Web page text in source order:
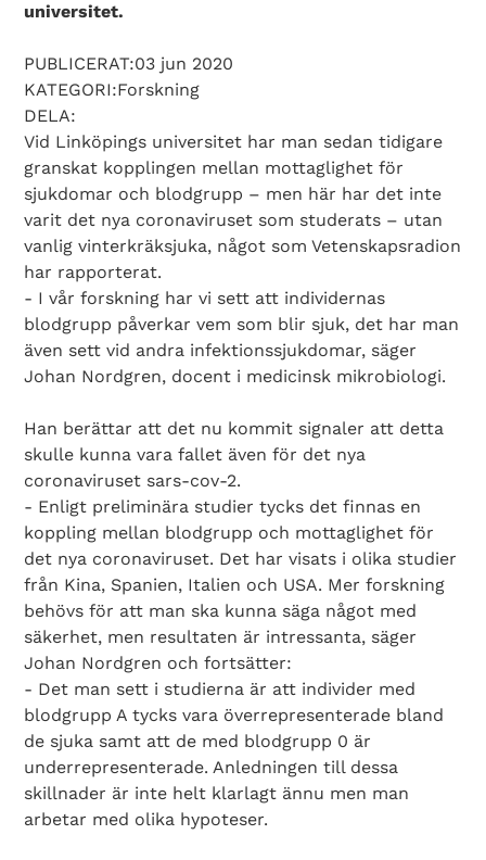
universitet.
PUBLICERAT:03 jun 2020
KATEGORI:Forskning
DELA:
Vid Linköpings universitet har man sedan tidigare
granskat kopplingen mellan mottaglighet för
sjukdomar och blodgrupp – men här har det inte
varit det nya coronaviruset som studerats – utan
vanlig vinterkräksjuka, något som Vetenskapsradion
har rapporterat.
- I vår forskning har vi sett att individernas
blodgrupp påverkar vem som blir sjuk, det har man
även sett vid andra infektionssjukdomar, säger
Johan Nordgren, docent i medicinsk mikrobiologi.
Han berättar att det nu kommit signaler att detta
skulle kunna vara fallet även för det nya
coronaviruset sars-cov-2.
- Enligt preliminära studier tycks det finnas en
koppling mellan blodgrupp och mottaglighet för
det nya coronaviruset. Det har visats i olika studier
från Kina, Spanien, Italien och USA. Mer forskning
behövs för att man ska kunna säga något med
säkerhet, men resultaten är intressanta, säger
Johan Nordgren och fortsätter:
- Det man sett i studierna är att individer med
blodgrupp A tycks vara överrepresenterade bland
de sjuka samt att de med blodgrupp 0 är
underrepresenterade. Anledningen till dessa
skillnader är inte helt klarlagt ännu men man
arbetar med olika hypoteser.